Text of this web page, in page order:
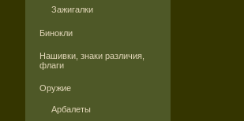
Зажигалки
Бинокли
Нашивки, знаки различия,
флаги
Оружие
Арбалеты